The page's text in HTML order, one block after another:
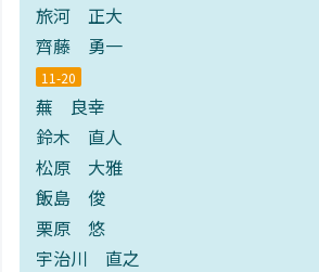
旅河 正大
齊藤 勇一
11-20
蕪 良幸
鈴木 直人
松原 大雅
飯島 俊
栗原 悠
宇治川 直之